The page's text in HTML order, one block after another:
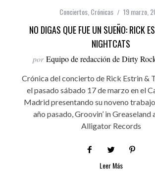
Conciertos, Crónicas 19 marzo,
NO DIGAS QUE FUE UN SUEÑO: RICK
NIGHTCATS
por Equipo de redacción de Dirty
Crónica del concierto de Rick Estrin &
el pasado sábado 17 de marzo en el
Madrid presentando su noveno
año pasado, Groovin’ in Greaseland
Alligator Records
Leer Más